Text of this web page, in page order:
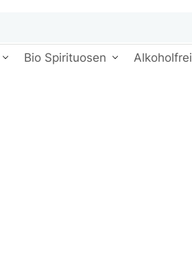
Bio Spirituosen Alkoholfrei